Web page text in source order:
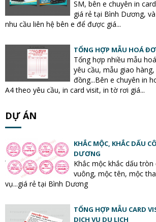
SM, bên e chuyên in
giá rẻ tại Bình Dương,
nhu cầu liên hệ bên e để được giá...
TỔNG HỢP MẪU HOÁ
Tổng hợp nhiều mẫu
yêu cầu, mẫu giao
đồng...Bên e chuyên in
A4 theo yêu cầu, in card visit, in tờ rơi giá...
DỰ ÁN
KHẮC MỘC, KHẮC DẤU
DƯƠNG
Khắc mộc khắc dấu
vuông, mộc tên, mộc
vụ...giá rẻ tại Bình Dương
TỔNG HỢP MẪU CARD
DỊCH VỤ DU LỊCH